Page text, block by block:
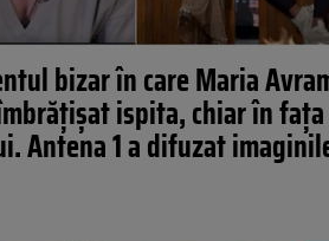
bizar în care Maria
ispita, chiar în fața
Antena 1 a difuzat